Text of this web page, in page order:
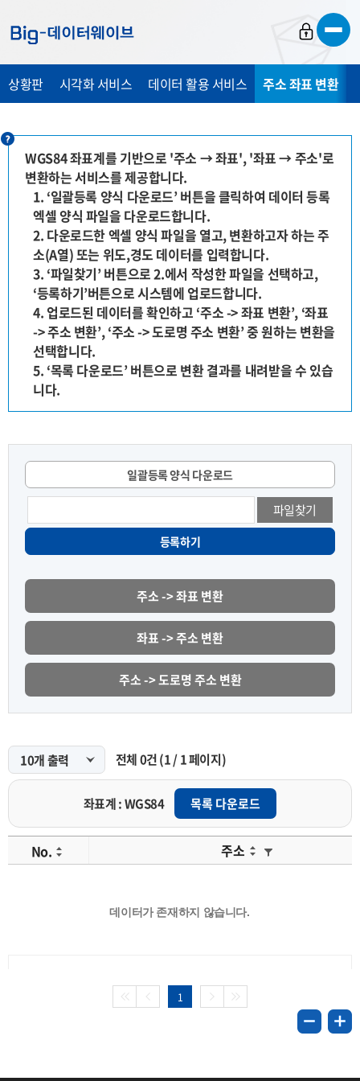
가
가
가
상황판 시각화 서비스 데이터 활용 서비스 주소 좌표 변환
WGS84 좌표계를 기반으로 '주소 → 좌표', '좌표 → 주소'로
변환하는 서비스를 제공합니다.
1. ‘일괄등록 양식 다운로드’ 버튼을 클릭하여 데이터 등록
엑셀 양식 파일을 다운로드합니다.
2. 다운로드한 엑셀 양식 파일을 열고, 변환하고자 하는 주
소(A열) 또는 위도,경도 데이터를 입력합니다.
3. ‘파일찾기’ 버튼으로 2.에서 작성한 파일을 선택하고,
‘등록하기’버튼으로 시스템에 업로드합니다.
4. 업로드된 데이터를 확인하고 ‘주소 -> 좌표 변환’, ‘좌표
-> 주소 변환’, ‘주소 -> 도로명 주소 변환’ 중 원하는 변환을
선택합니다.
5. ‘목록 다운로드’ 버튼으로 변환 결과를 내려받을 수 있습
니다.
일괄등록 양식 다운로드
파일찾기
등록하기
주소 -> 좌표 변환
좌표 -> 주소 변환
주소 -> 도로명 주소 변환
전체0건(1/1페이지)
좌표계 : WGS84 목록 다운로드
No. 주소
데이터가 존재하지 않습니다.
1